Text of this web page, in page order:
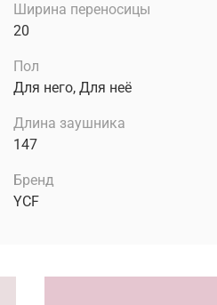
Ширина переносицы
20
Пол
Для него, Для неё
Длина заушника
147
Бренд
YCF